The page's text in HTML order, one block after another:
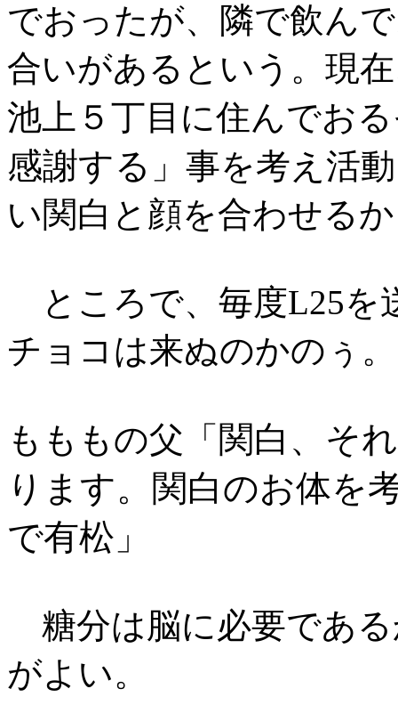
でおったが、隣で飲ん
合いがあるという。現
池上５丁目に住んでお
感謝する 」事を考え活
い関白と顔を合わせる
ところで、毎度L25を
チョコは来ぬのかのぅ。
もももの父「 関白、そ
ります。関白のお体を
で有松 」
糖分は脳に必要であ
がよい。